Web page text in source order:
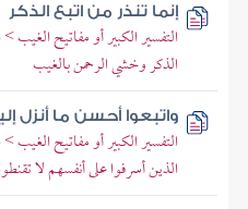
إنما تنذر من اتبع الذكر
التفسير الكبير أو مفاتيح الغيب
الذكر وخشي الرحمن بالغيب
واتبعوا أحسن ما أنزل
التفسير الكبير أو مفاتيح
الذين أسرفوا على أنفسهم لا